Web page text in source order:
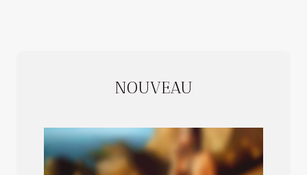
NOUVEAU